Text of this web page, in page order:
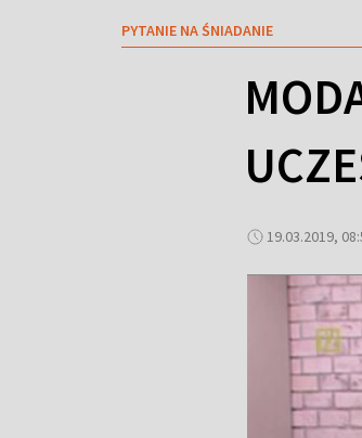
PYTANIE NA ŚNIADANIE
19.03.2019,